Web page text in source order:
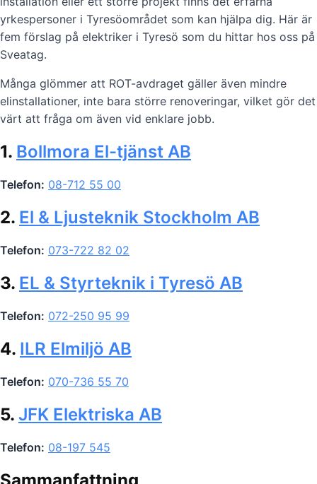
yrkespersoner i Tyresöområdet som kan hjälpa dig. Här är
fem förslag på elektriker i Tyresö som du hittar hos oss på
Sveatag.
Många glömmer att ROT-avdraget gäller även mindre
elinstallationer, inte bara större renoveringar, vilket gör det
värt att fråga om även vid enklare jobb.
1. Bollmora El-tjänst AB
Telefon: 08-712 55 00
2. El & Ljusteknik Stockholm AB
Telefon: 073-722 82 02
3. EL & Styrteknik i Tyresö AB
Telefon: 072-250 95 99
4. ILR Elmiljö AB
Telefon: 070-736 55 70
5. JFK Elektriska AB
Telefon: 08-197 545